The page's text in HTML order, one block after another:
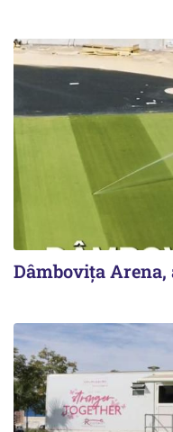
Dâmbovița